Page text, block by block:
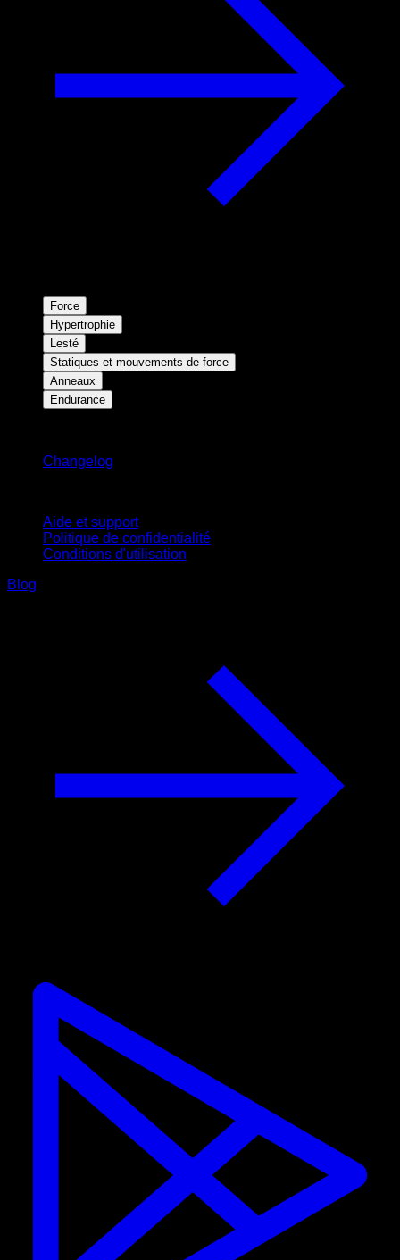
Force
Hypertrophie
Lesté
Statiques et mouvements de force
Anneaux
Endurance
Changelog
Aide et support
Politique de confidentialité
Conditions d'utilisation
Blog